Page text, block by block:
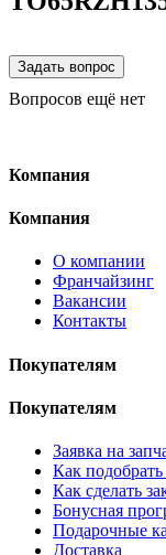
Вопросов ещё нет
Компания
Компания
О компании
Франчайзинг
Вакансии
Контакты
Покупателям
Покупателям
Заявка на
Как подобрать
Как сделать
Бонусная
Подарочные
Доставка